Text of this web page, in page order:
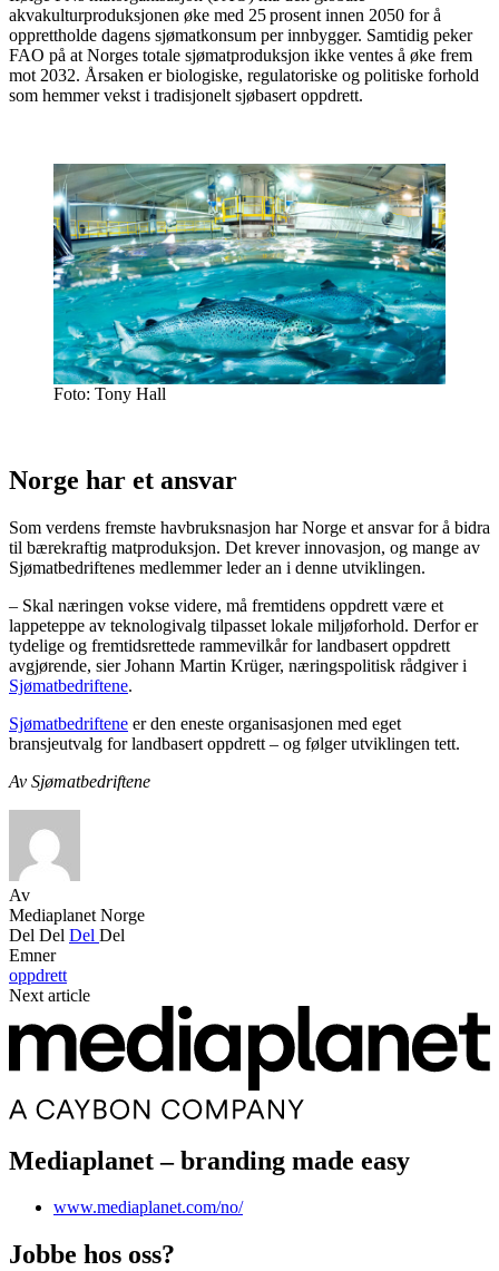
akvakulturproduksjonen øke med 25 prosent innen 2050 for å
opprettholde dagens sjømatkonsum per innbygger. Samtidig peker
FAO på at Norges totale sjømatproduksjon ikke ventes å øke frem
mot 2032. Årsaken er biologiske, regulatoriske og politiske forhold
som hemmer vekst i tradisjonelt sjøbasert oppdrett.
Foto: Tony Hall
Norge har et ansvar
Som verdens fremste havbruksnasjon har Norge et ansvar for å bidra
til bærekraftig matproduksjon. Det krever innovasjon, og mange av
Sjømatbedriftenes medlemmer leder an i denne utviklingen.
– Skal næringen vokse videre, må fremtidens oppdrett være et
lappeteppe av teknologivalg tilpasset lokale miljøforhold. Derfor er
tydelige og fremtidsrettede rammevilkår for landbasert oppdrett
avgjørende, sier Johann Martin Krüger, næringspolitisk rådgiver i
Sjømatbedriftene.
Sjømatbedriftene er den eneste organisasjonen med eget
bransjeutvalg for landbasert oppdrett – og følger utviklingen tett.
Av Sjømatbedriftene
Av
Mediaplanet Norge
Del Del Del Del
Emner
oppdrett
Next article
Mediaplanet – branding made easy
www.mediaplanet.com/no/
Jobbe hos oss?